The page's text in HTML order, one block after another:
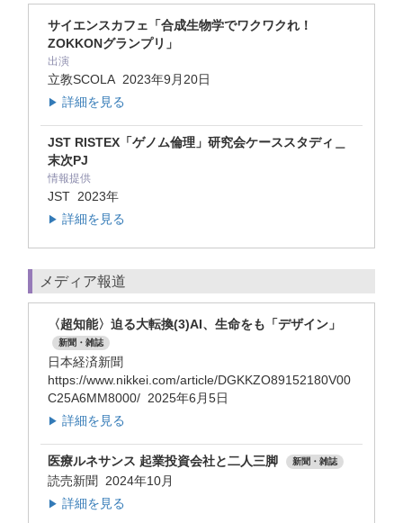
サイエンスカフェ「合成生物学でワクワクれ！
ZOKKONグランプリ」
出演
立教SCOLA 2023年9月20日
▶ 詳細を見る
JST RISTEX「ゲノム倫理」研究会ケーススタディ＿
末次PJ
情報提供
JST 2023年
▶ 詳細を見る
メディア報道
〈超知能〉迫る大転換(3)AI、生命をも「デザイン」
新聞・雑誌
日本経済新聞
https://www.nikkei.com/article/DGKKZO89152180V00
C25A6MM8000/ 2025年6月5日
▶ 詳細を見る
医療ルネサンス 起業投資会社と二人三脚 新聞・雑誌
読売新聞 2024年10月
▶ 詳細を見る